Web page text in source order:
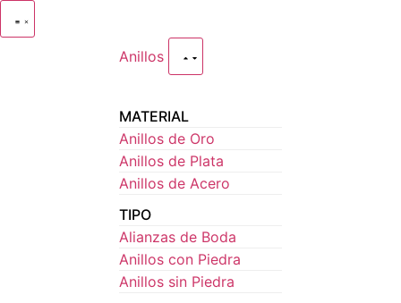
Anillos
MATERIAL
Anillos de Oro
Anillos de Plata
Anillos de Acero
TIPO
Alianzas de Boda
Anillos con Piedra
Anillos sin Piedra